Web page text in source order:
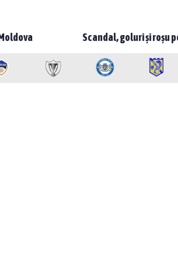
goluri și roșu pentru Rusnac! CSF